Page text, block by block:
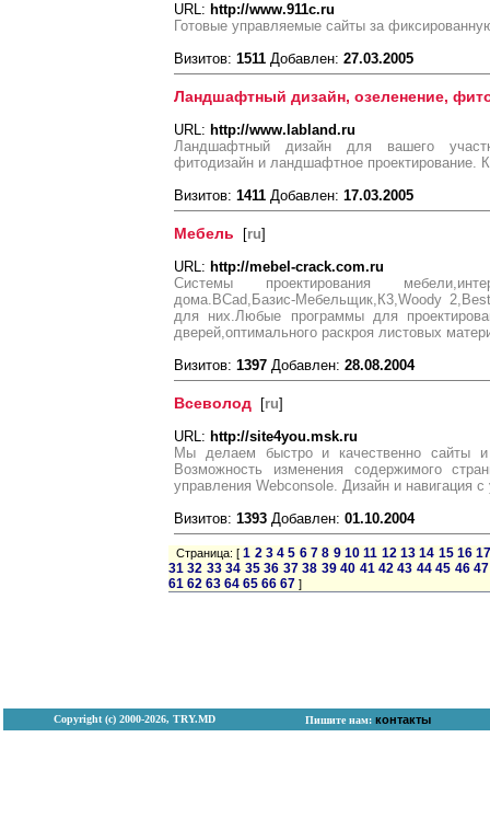
URL: http://www.911c.ru
Готовые управляемые сайты за
Визитов: 1511 Добавлен: 27.03.2005
Ландшафтный дизайн, озеленение,
URL: http://www.labland.ru
Ландшафтный дизайн для вашего
фитодизайн и ландшафтное проектирование.
Визитов: 1411 Добавлен: 17.03.2005
Мебель [ru]
URL: http://mebel-crack.com.ru
Системы проектирования
дома.BCad,Базис-Мебельщик,К3,Woody
для них.Любые программы для
дверей,оптимального раскроя листовых
Визитов: 1397 Добавлен: 28.08.2004
Всеволод [ru]
URL: http://site4you.msk.ru
Мы делаем быстро и качественно сайты
Возможность изменения содержимого
управления Webconsole. Дизайн и навигация
Визитов: 1393 Добавлен: 01.10.2004
Страница: [1 2 3 4 5 6 7 8 9 10 11 12 13 14 15 16
31 32 33 34 35 36 37 38 39 40 41 42 43 44 45 46 47
61 62 63 64 65 66 67 ]
Copyright (с) 2000-2026, TRY.MD Пишите нам: контакты